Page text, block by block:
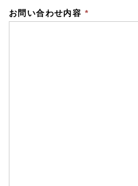
お問い合わせ内容 *